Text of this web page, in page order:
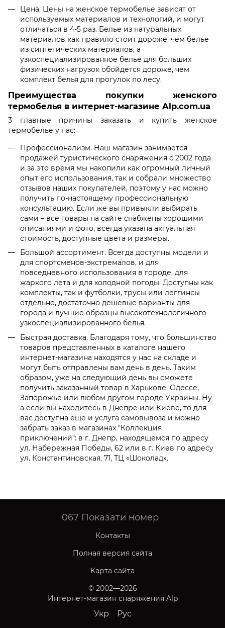
Цена. Цены на женское термобелье зависят от
используемых материалов и технологий, и могут
отличаться в 4-5 раз. Белье из натуральных
материалов как правило стоит дороже, чем белье
из синтетических материалов, а
узкоспециализированное белье для больших
физических нагрузок обойдется дороже, чем
комплект белья для прогулок по лесу.
Преимущества покупки женского
термобелья в интернет-магазине Alp.com.ua
3 главные причины заказать и купить женское
термобелье у нас:
Профессионализм. Наш магазин занимается
продажей туристического снаряжения с 2002 года
и за это время мы накопили как огромный личный
опыт его использования, так и собрали множество
отзывов наших покупателей, поэтому у нас можно
получить по-настоящему профессиональную
консультацию. Если же вы привыкли выбирать
сами – все товары на сайте снабжены хорошими
описаниями и фото, всегда указана актуальная
стоимость, доступные цвета и размеры.
Большой ассортимент. Всегда доступны модели и
для спортсменов-экстремалов, и для
повседневного использования в городе, для
жаркого лета и для холодной погоды. Доступны как
комплекты, так и футболки, трусы или леггинсы
отдельно, достаточно дешевые варианты для
города и лучшие образцы высокотехнологичного
узкоспециализированного белья.
Быстрая доставка. Благодаря тому, что большинство
товаров представленных в каталоге нашего
интернет-магазина находятся у нас на складе и
могут быть отправлены вам день в день. Таким
образом, уже на следующий день вы сможете
получить заказанный товар в Харькове, Одессе,
Запорожье или любом другом городе Украины. Ну
а если вы находитесь в Днепре или Киеве, то для
вас доступна еще и услуга самовывоза и можно
забрать заказ в магазинах "Коллекция
приключений": в г. Днепр, находящемся по адресу
ул. Набережная Победы, 62 или в г. Киев по адресу
ул. Константиновская, 71, ТЦ «Шоколад».
067 Показати номер
Контакты
Полная версия сайта
Карта сайта
© 2002—2026
Интернет-магазин снаряжения Alp
Укр Рус